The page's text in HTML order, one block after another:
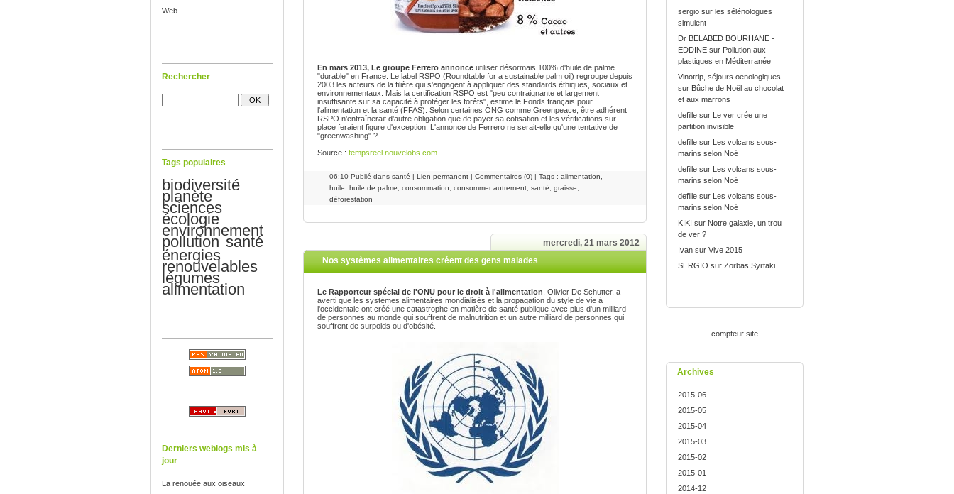
Web
Rechercher
Tags populaires
biodiversité
planète
sciences
écologie
environnement
pollution santé
énergies
renouvelables
légumes
alimentation
Derniers weblogs mis à
jour
La renouée aux oiseaux
sergio sur les sélénologues
simulent
Dr BELABED BOURHANE -
EDDINE sur Pollution aux
plastiques en Méditerranée
Vinotrip, séjours oenologiques
sur Bûche de Noël au chocolat
et aux marrons
defille sur Le ver crée une
partition invisible
defille sur Les volcans sous-
marins selon Noé
defille sur Les volcans sous-
marins selon Noé
defille sur Les volcans sous-
marins selon Noé
KIKI sur Notre galaxie, un trou
de ver ?
Ivan sur Vive 2015
SERGIO sur Zorbas Syrtaki
compteur site
Archives
2015-06
2015-05
2015-04
2015-03
2015-02
2015-01
2014-12
En mars 2013, Le groupe Ferrero annonce utiliser désormais 100% d'huile de palme
"durable" en France. Le label RSPO (Roundtable for a sustainable palm oil) regroupe depuis
2003 les acteurs de la filière qui s'engagent à appliquer des standards éthiques, sociaux et
environnementaux. Mais la certification RSPO est "peu contraignante et largement
insuffisante sur sa capacité à protéger les forêts", estime le Fonds français pour
l'alimentation et la santé (FFAS). Selon certaines ONG comme Greenpeace, être adhérent
RSPO n'entraînerait d'autre obligation que de payer sa cotisation et les vérifications sur
place feraient figure d'exception. L'annonce de Ferrero ne serait-elle qu'une tentative de
"greenwashing" ?
Source : tempsreel.nouvelobs.com
06:10 Publié dans santé | Lien permanent | Commentaires (0) | Tags : alimentation
huile
huile de palme consommation consommer autrement santé graisse
déforestation
mercredi, 21 mars 2012
Nos systèmes alimentaires créent des gens malades
Le Rapporteur spécial de l'ONU pour le droit à l'alimentation , Olivier De Schutter, a
averti que les systèmes alimentaires mondialisés et la propagation du style de vie à
l'occidentale ont créé une catastrophe en matière de santé publique avec plus d'un milliard
de personnes au monde qui souffrent de malnutrition et un autre milliard de personnes qui
souffrent de surpoids ou d'obésité.